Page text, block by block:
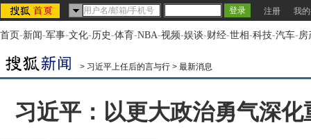
注册 我
首页-新闻-军事-文化-历史-体育-NBA-视频-娱谈-财经-世相-科技-汽车-房
> 习近平上任后的言与行 > 最新消息
习近平：以更大政治勇气深